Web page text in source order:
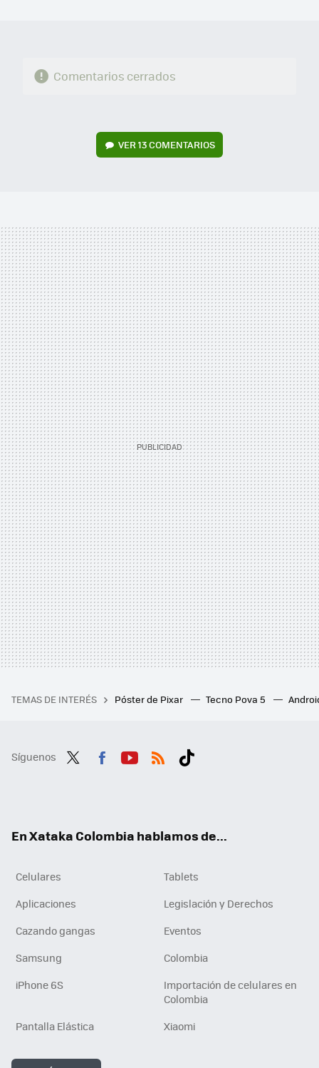
Comentarios cerrados
VER13 COMENTARIOS
TEMAS DE INTERÉS Póster de Pixar Tecno Pova 5
Síguenos
En Xataka Colombia hablamos de...
Celulares
Tablets
Aplicaciones
Legislación y Derechos
Cazando gangas
Eventos
Samsung
Colombia
iPhone 6S
Importación de celulares en
Colombia
Pantalla Elástica
Xiaomi